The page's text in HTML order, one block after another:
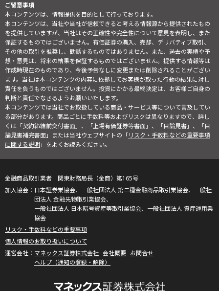
ご留意事項
本コンテンツは、情報提供を目的として行っております。
本コンテンツは、当社や当社が信頼できると考える情報源から提供されたもの
を提供していますが、当社はその正確性や完全性について意見を表明し、また
保証するものではございません。有価証券の購入、売却、デリバティブ取引、
その他の取引を推奨し、勧誘するものではありません。また、過去の実績や予
想・意見は、将来の結果を保証するものではございません。提供する情報等は
作成時現在のものであり、今後予告なしに変更または削除されることがござい
ます。当社は本コンテンツの内容に依拠してお客様が取った行動の結果に対し
責任を負うものではございません。投資にかかる最終決定は、お客様ご自身の
判断と責任でなさるようお願いいたします。
本コンテンツでは当社でお取扱している商品・サービス等について言及してい
る部分があります。商品ごとに手数料等およびリスクは異なりますので、詳し
くは「契約締結前交付書面」、「上場有価証券等書面」、「目論見書」、「目
論見書補完書面」または当社ウェブサイトの「リスク・手数料などの重要事項
に関する説明」をよくお読みください。
金融商品取引業者 関東財務局長（金商）第165号
日本証券業協会、一般社団法人 第二種金融商品取引業協会、一般社
団法人 金融先物取引業協会、
一般社団法人 日本暗号資産等取引業協会、一般社団法人 資産運用業
協会
リスク・手数料などの重要事項
個人情報のお取り扱いについて
マネックス証券株式会社 会社概要 お問合せ
ヘルプ（通知の登録・解除）